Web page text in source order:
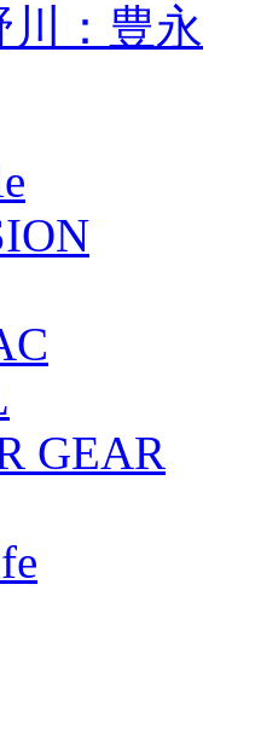
川：豊永
GEAR